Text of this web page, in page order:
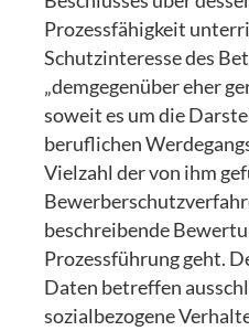
Prozessfähigkeit
Schutzinteresse des
„demgegenüber eher
soweit es um die
beruflichen
Vielzahl der von ihm
beschreibende
Prozessführung geht.
Daten betreffen
sozialbezogene